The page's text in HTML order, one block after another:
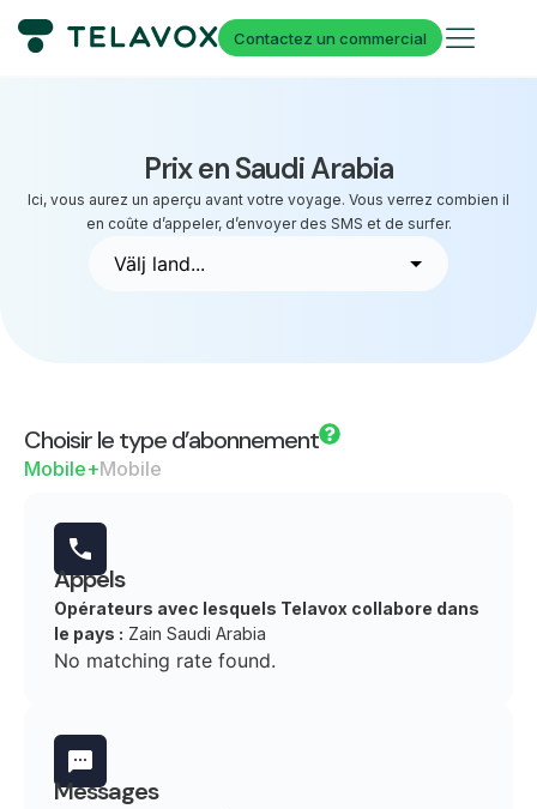
Contactez un commercial
Prix en Saudi Arabia
Ici, vous aurez un aperçu avant votre voyage. Vous verrez combien il
en coûte d’appeler, d’envoyer des SMS et de surfer.
Choisir le type d’abonnement
Mobile+Mobile
Appels
Opérateurs avec lesquels Telavox collabore dans
le pays : Zain Saudi Arabia
No matching rate found.
Messages